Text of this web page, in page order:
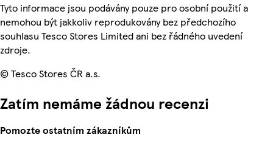
Tyto informace jsou podávány pouze pro osobní použití a
nemohou být jakkoliv reprodukovány bez předchozího
souhlasu Tesco Stores Limited ani bez řádného uvedení
zdroje.
© Tesco Stores ČR a.s.
Zatím nemáme žádnou recenzi
Pomozte ostatním zákazníkům